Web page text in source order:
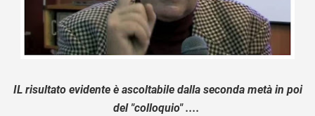
IL risultato evidente è ascoltabile dalla seconda metà in poi
del "colloquio" ....